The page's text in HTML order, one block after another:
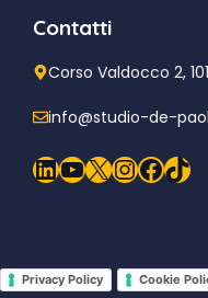
Contatti
Corso Valdocco 2,
info@studio-de-
LinkedIn
YouTube
X
Privacy Policy Cookie